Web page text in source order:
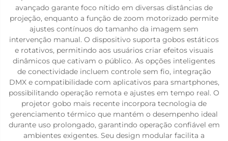
avançado garante foco nítido em diversas distâncias de
projeção, enquanto a função de zoom motorizado permite
ajustes contínuos do tamanho da imagem sem
intervenção manual. O dispositivo suporta gobos estáticos
e rotativos, permitindo aos usuários criar efeitos visuais
dinâmicos que cativam o público. As opções inteligentes
de conectividade incluem controle sem fio, integração
DMX e compatibilidade com aplicativos para smartphones,
possibilitando operação remota e ajustes em tempo real. O
projetor gobo mais recente incorpora tecnologia de
gerenciamento térmico que mantém o desempenho ideal
durante uso prolongado, garantindo operação confiável em
ambientes exigentes. Seu design modular facilita a